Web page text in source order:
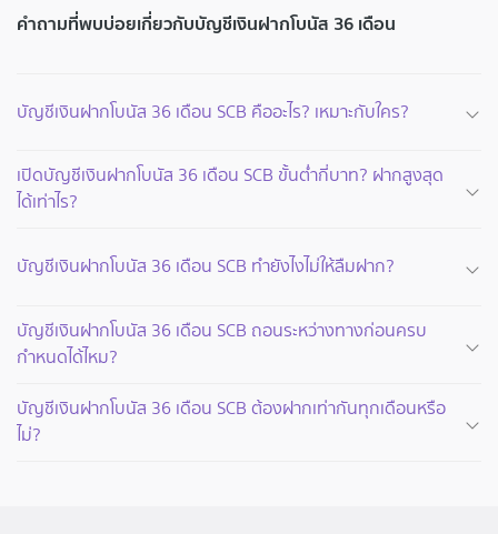
คำถามที่พบบ่อยเกี่ยวกับบัญชีเงินฝากโบนัส 36 เดือน
บัญชีเงินฝากโบนัส 36 เดือน SCB คืออะไร? เหมาะกับใคร?
เปิดบัญชีเงินฝากโบนัส 36 เดือน SCB ขั้นต่ำกี่บาท? ฝากสูงสุด
ได้เท่าไร?
บัญชีเงินฝากโบนัส 36 เดือน SCB ทำยังไงไม่ให้ลืมฝาก?
บัญชีเงินฝากโบนัส 36 เดือน SCB ถอนระหว่างทางก่อนครบ
กำหนดได้ไหม?
บัญชีเงินฝากโบนัส 36 เดือน SCB ต้องฝากเท่ากันทุกเดือนหรือ
ไม่?